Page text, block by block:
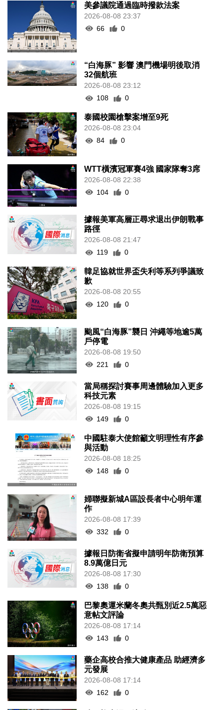
美參議院通過臨時撥款法案
2026-08-08 23:37
66
0
“白海豚” 影響 澳門機場明後取消
32個航班
2026-08-08 23:12
108
0
泰國校園槍擊案增至9死
2026-08-08 23:04
84
0
WTT橫濱冠軍賽4強 國家隊奪3席
2026-08-08 22:38
104
0
據報美軍高層正尋求退出伊朗戰事
路徑
2026-08-08 21:47
119
0
韓足協就世界盃失利等系列爭議致
歉
2026-08-08 20:55
120
0
颱風“白海豚”襲日 沖繩等地逾5萬
戶停電
2026-08-08 19:50
221
0
當局稱探討賽事周邊體驗加入更多
科技元素
2026-08-08 19:15
149
0
中國駐泰大使館籲文明理性有序參
與活動
2026-08-08 18:25
148
0
婦聯擬新城A區設長者中心明年運
作
2026-08-08 17:39
332
0
據報日防衛省擬申請明年防衛預算
8.9萬億日元
2026-08-08 17:30
138
0
巴黎奧運米蘭冬奧共甄別近2.5萬惡
意帖文評論
2026-08-08 17:14
143
0
藥企高校合推大健康產品 助經濟多
元發展
2026-08-08 17:14
162
0